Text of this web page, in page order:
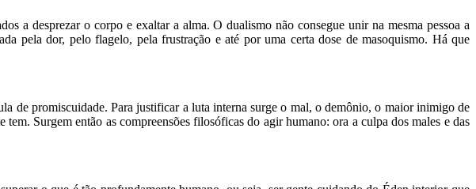
a desprezar o corpo e exaltar a alma. O dualismo não consegue unir na mesma pessoa a
pela dor, pelo flagelo, pela frustração e até por uma certa dose de masoquismo. Há que
de promiscuidade. Para justificar a luta interna surge o mal, o demônio, o maior inimigo de
Surgem então as compreensões filosóficas do agir humano: ora a culpa dos males e das